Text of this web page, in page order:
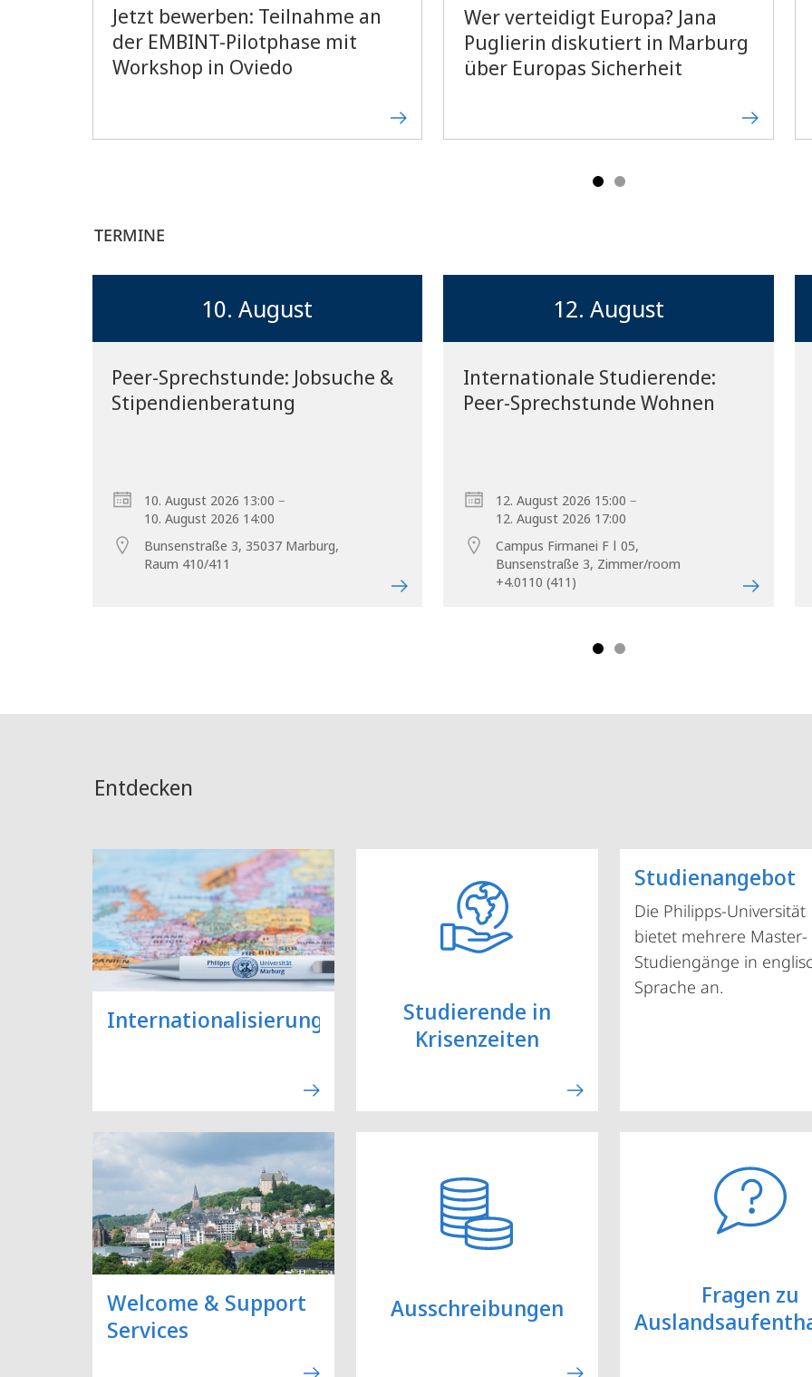
Jetzt bewerben: Teilnahme an
der EMBINT-Pilotphase mit
Workshop in Oviedo
Wer verteidigt Europa? Jana
Puglierin diskutiert in Marburg
über Europas Sicherheit
TERMINE
10. August
Peer-Sprechstunde: Jobsuche &
Stipendienberatung
10. August 2026 13:00 –
10. August 2026 14:00
Bunsenstraße 3, 35037 Marburg,
Raum 410/411
12. August
Internationale Studierende:
Peer-Sprechstunde Wohnen
12. August 2026 15:00 –
12. August 2026 17:00
Campus Firmanei F ǀ 05,
Bunsenstraße 3, Zimmer/room
+4.0110 (411)
Entdecken
Internationalisierung
Studierende in
Krisenzeiten
Studienangebot
Die Philipps-Universität
bietet mehrere Master-
Studiengänge in
Sprache an.
Welcome & Support
Services
Ausschreibungen
Fragen zu